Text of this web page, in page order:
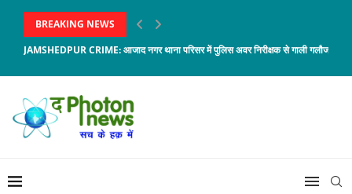
BREAKING NEWS
JAMSHEDPUR CRIME: आजाद नगर थाना परिसर में पुलिस अवर निरीक्षक से गाली गलौज,